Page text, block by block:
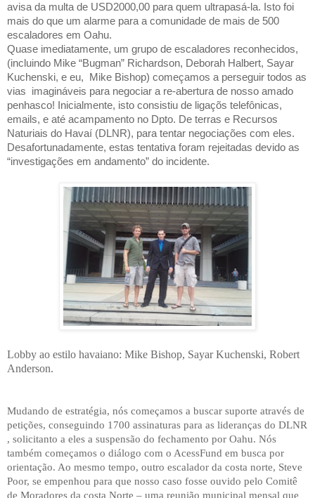
avisa da multa de USD2000,00 para quem ultrapasá-la. Isto foi
mais do que um alarme para a comunidade de mais de 500
escaladores em Oahu.
Quase imediatamente, um grupo de escaladores reconhecidos,
(incluindo Mike “Bugman” Richardson, Deborah Halbert, Sayar
Kuchenski, e eu,
Mike Bishop) começamos a perseguir todos as
vias
imagináveis para negociar a re-abertura de nosso amado
penhasco! Inicialmente, isto consistiu de ligaçõs telefônicas,
emails, e até acampamento no Dpto. De terras e Recursos
Naturiais do Havaí (DLNR), para tentar negociações com eles.
Desafortunadamente, estas tentativa foram rejeitadas devido as
“investigações em andamento” do incidente.
Lobby ao estilo havaiano: Mike Bishop, Sayar Kuchenski, Robert
Anderson.
Mudando de estratégia, nós começamos a buscar suporte através de
petições, conseguindo 1700 assinaturas para as lideranças do DLNR
, solicitanto a eles a suspensão do fechamento por Oahu. Nós
também começamos o diálogo com o AcessFund em busca por
orientação. Ao mesmo tempo, outro escalador da costa norte, Steve
Poor, se empenhou para que nosso caso fosse ouvido pelo Comitê
de Moradores da costa Norte – uma reunião municipal mensal que